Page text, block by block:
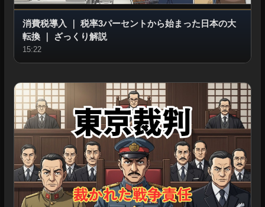
消費税導入 ｜ 税率3パーセントから始まった日本の大
転換｜ ざっくり解説
15:22